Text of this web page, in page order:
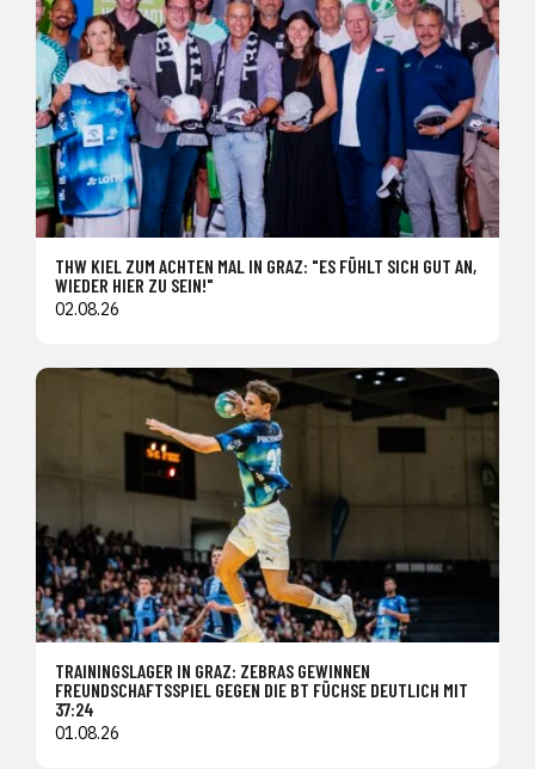
THW KIEL ZUM ACHTEN MAL IN GRAZ: "ES FÜHLT SICH GUT AN,
WIEDER HIER ZU SEIN!"
02.08.26
TRAININGSLAGER IN GRAZ: ZEBRAS GEWINNEN
FREUNDSCHAFTSSPIEL GEGEN DIE BT FÜCHSE DEUTLICH MIT
37:24
01.08.26